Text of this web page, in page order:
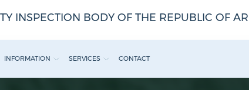
INSPECTION BODY OF THE REPUBLIC OF
INFORMATION SERVICES CONTACT